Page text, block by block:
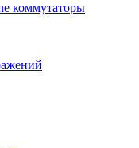
коммутаторы